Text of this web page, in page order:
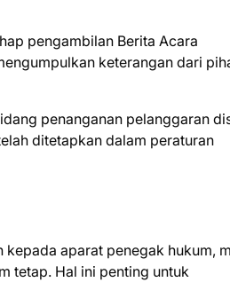
pengambilan Berita Acara
keterangan dari
penanganan pelanggaran
ditetapkan dalam peraturan
aparat penegak hukum,
tetap. Hal ini penting untuk